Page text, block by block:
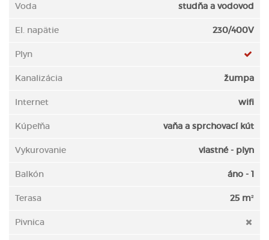
Voda studňa a vodovod
El. napätie 230/400V
Plyn
Kanalizácia žumpa
Internet wifi
Kúpeľňa vaňa a sprchovací kút
Vykurovanie vlastné - plyn
Balkón áno - 1
Terasa 25 m²
Pivnica